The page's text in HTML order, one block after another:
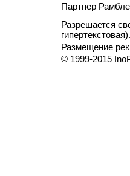
Партнер
Разрешается
гипертекстовая).
Размещение
© 1999-2015